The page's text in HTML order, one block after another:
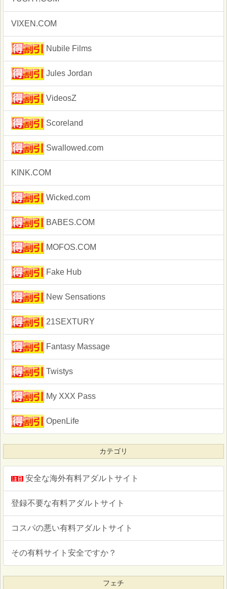
VIXEN.COM
Nubile Films
Jules Jordan
VideosZ
Scoreland
Swallowed.com
KINK.COM
Wicked.com
BABES.COM
MOFOS.COM
Fake Hub
New Sensations
21SEXTURY
Fantasy Massage
Twistys
My XXX Pass
OpenLife
カテゴリ
安全な海外有料アダルトサイト
登録不要な有料アダルトサイト
コスパの悪い有料アダルトサイト
その有料サイト安全ですか？
フェチ